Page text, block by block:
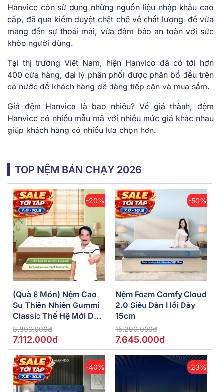
Hanvico còn sử dụng những nguồn liệu nhập khẩu cao
cấp, đã qua kiểm duyệt chặt chẽ về chất lượng, để vừa
mang đến sự thoải mái, vừa đảm bảo an toàn với sức
khỏe người dùng.
Tại thị trường Việt Nam, hiện Hanvico đã có tới hơn
400 cửa hàng, đại lý phân phối được phân bổ đều trên
cả nước để khách hàng dễ dàng tiếp cận và mua sắm.
Giá đệm Hanvico là bao nhiêu? Về giá thành, đệm
Hanvico có nhiều mẫu mã với nhiều mức giá khác nhau
giúp khách hàng có nhiều lựa chọn hơn.
TOP NỆM BÁN CHẠY 2026
-20%
(Quà 8 Món) Nệm Cao
Su Thiên Nhiên Gummi
Classic Thế Hệ Mới Dày
5/10/15cm
8.890.000đ
7.112.000đ
-50%
Nệm Foam Comfy Cloud
2.0 Siêu Đàn Hồi Dày
15cm
15.290.000đ
7.645.000đ
-40% -23%